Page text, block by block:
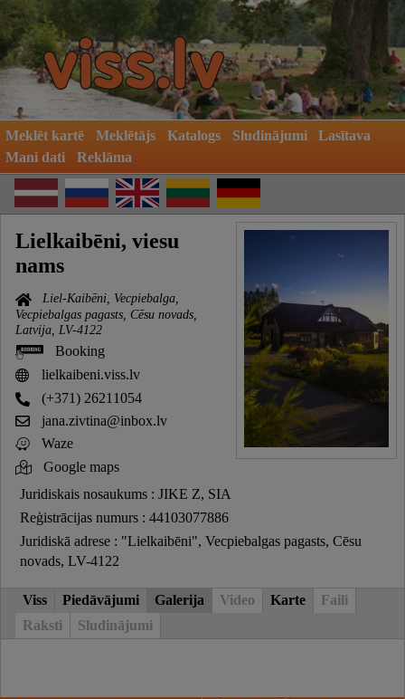
Meklēt kartē Meklētājs Katalogs Sludinājumi
Lasītava
Mani dati
Reklāma
Lielkaibēni, viesu
nams
Liel-Kaibēni, Vecpiebalga,
Vecpiebalgas pagasts, Cēsu novads,
Latvija, LV-4122
Booking
lielkaibeni.viss.lv
(+371) 26211054
jana.zivtina@inbox.lv
Waze
Google maps
Juridiskais nosaukums : JIKE Z, SIA
Reģistrācijas numurs : 44103077886
Juridiskā adrese : "Lielkaibēni", Vecpiebalgas pagasts, Cēsu
novads, LV-4122
Viss Piedāvājumi Galerija Video Karte
Faili
Raksti
Sludinājumi